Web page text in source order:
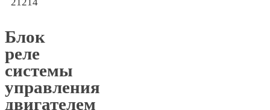
Блок
реле
системы
управления
двигателем